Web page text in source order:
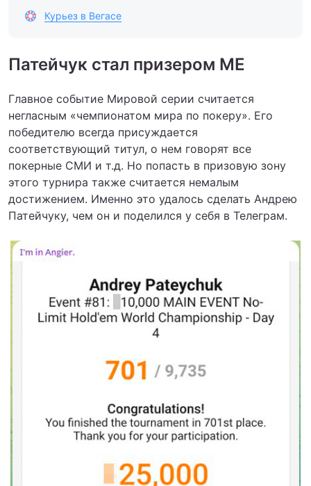
Курьез в Вегасе
Патейчук стал призером ME
Главное событие Мировой серии считается
негласным «чемпионатом мира по покеру». Его
победителю всегда присуждается
соответствующий титул, о нем говорят все
покерные СМИ и т.д. Но попасть в призовую зону
этого турнира также считается немалым
достижением. Именно это удалось сделать Андрею
Патейчуку, чем он и поделился у себя в Телеграм.